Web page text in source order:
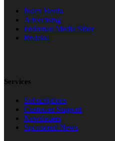
Index Berita
Advertising
Pedoman Media Siber
Redaksi
Services
Subscriptions
Customer Support
Newsletters
Sponsored News